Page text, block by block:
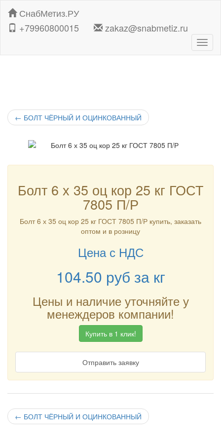
СнабМетиз.РУ
+79960800015
zakaz@snabmetiz.ru
← БОЛТ ЧЁРНЫЙ И ОЦИНКОВАННЫЙ
Болт 6 х 35 оц кор 25 кг ГОСТ
7805 П/Р
Болт 6 х 35 оц кор 25 кг ГОСТ 7805 П/Р купить, заказать
оптом и в розницу
Цена с НДС
104.50 руб за кг
Цены и наличие уточняйте у
менеждеров компании!
Купить в 1 клик!
Отправить заявку
← БОЛТ ЧЁРНЫЙ И ОЦИНКОВАННЫЙ